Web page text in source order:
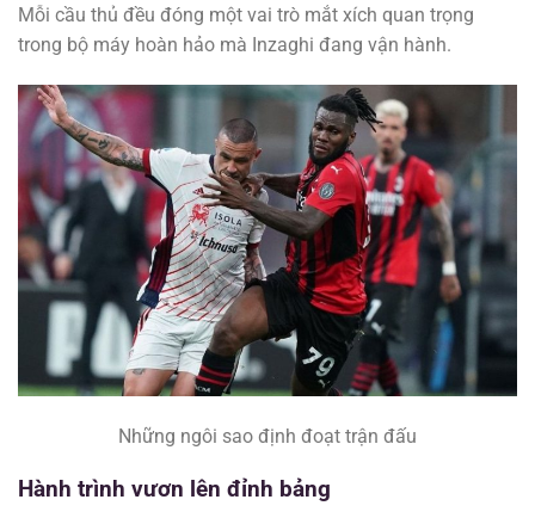
Mỗi cầu thủ đều đóng một vai trò mắt xích quan trọng
trong bộ máy hoàn hảo mà Inzaghi đang vận hành.
Những ngôi sao định đoạt trận đấu
Hành trình vươn lên đỉnh bảng